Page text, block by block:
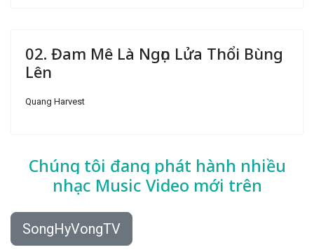
02. Đam Mê Là Ngọn Lửa Thổi Bùng
Lên
Quang Harvest
Chúng tôi đang phát hành nhiều
nhạc Music Video mới trên
SongHyVongTV